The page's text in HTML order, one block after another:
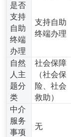
是否
支持
自助
终端
办理
支持自助
终端办理
自然
人主
题分
类
社会保障
（社会保
险、社会
救助）
中介
服务
事项
无